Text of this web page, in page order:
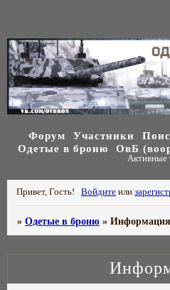
Форум Участники
Одетые в броню
ОвБ
Активные
Привет, Гость! Войдите или
»Одетые в броню »Информация